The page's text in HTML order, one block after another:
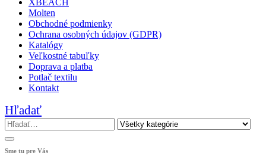
XBEACH
Molten
Obchodné podmienky
Ochrana osobných údajov (GDPR)
Katalógy
Veľkostné tabuľky
Doprava a platba
Potlač textilu
Kontakt
Hľadať
Sme tu pre Vás